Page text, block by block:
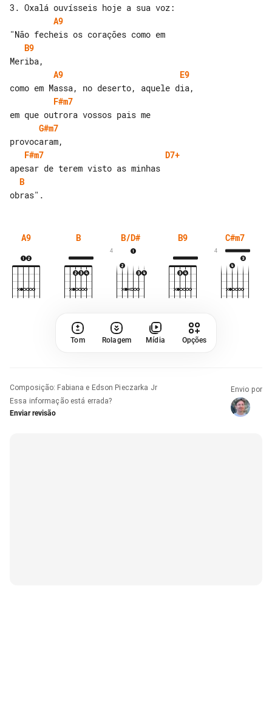
A9
B9
A9
E9
F#m7
G#m7
F#m7
D7+
B
A9 B B/D#
4
B9 C#m7
4
Tom Rolagem Mídia Opções
Composição: Fabiana e Edson Pieczarka Jr
Essa informação está errada?
Enviar revisão
Envio por